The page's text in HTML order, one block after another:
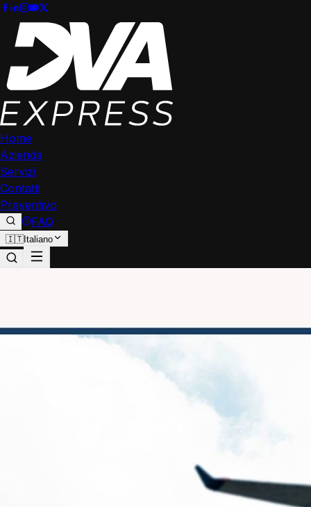
Home
Azienda
Servizi
Contatti
Preventivo
FAQ
🇮🇹Italiano